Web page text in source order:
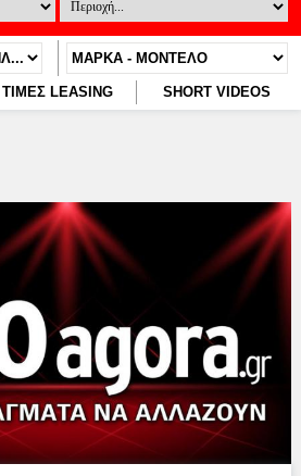
ΤΙΜΕΣ LEASING SHORT VIDEOS